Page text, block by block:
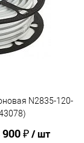
N2835-120-
900 ₽/ шт